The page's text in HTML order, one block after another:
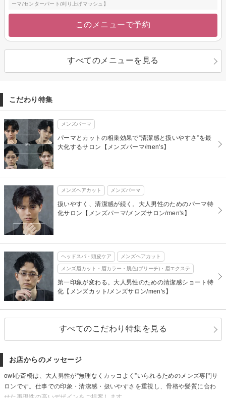
ーマ/センターパート/刈り上げマッシュ】
このメニューで予約
すべてのメニューを見る
こだわり特集
メンズパーマ
パーマとカットの相乗効果で“清潔感と扱いやすさ”を最
大化するサロン【メンズパーマ/men's】
メンズヘアカット メンズパーマ
扱いやすく、清潔感が続く。大人男性のためのパーマ特
化サロン【メンズパーマ/メンズサロン/men's】
ヘッドスパ・頭皮ケア メンズヘアカット
メンズ眉カット・眉カラー・脱色(ブリーチ)・眉エクステ
第一印象が変わる。大人男性のための清潔感ショート特
化【メンズカット/メンズサロン/men's】
すべてのこだわり特集を見る
お店からのメッセージ
owl心斎橋は、大人男性が“無理なくカッコよく”いられるためのメンズ専門サ
ロンです。仕事での印象・清潔感・扱いやすさを重視し、骨格や髪質に合わ